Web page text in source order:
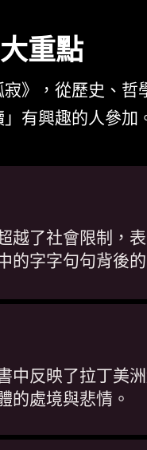
重點
》，從歷史、
有興趣的人參加
越了社會限制，
字字句句背後
反映了拉丁美
的處境與悲情。